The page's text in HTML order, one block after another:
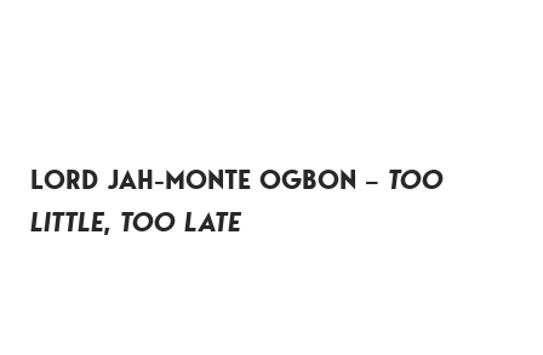
LORD JAH-MONTE OGBON – TOO
LITTLE, TOO LATE